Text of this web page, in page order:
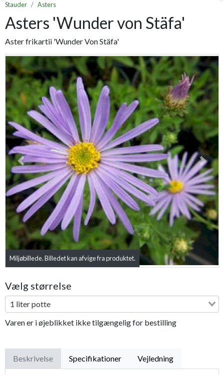
Stauder Asters
Asters 'Wunder von Stäfa'
Aster frikartii 'Wunder Von Stäfa'
Miljøbillede. Billedet kan afvige fra produktet.
Previous Next
Vælg størrelse
1 liter potte
Varen er i øjeblikket ikke tilgængelig for bestilling
Beskrivelse Specifikationer Vejledning